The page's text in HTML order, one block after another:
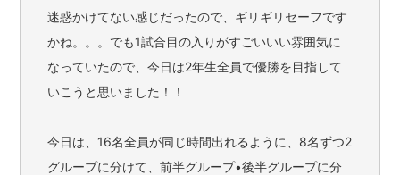
迷惑かけてない感じだったので、ギリギリセーフです
かね。。。でも1試合目の入りがすごいいい雰囲気に
なっていたので、今日は2年生全員で優勝を目指して
いこうと思いました！！
今日は、16名全員が同じ時間出れるように、8名ずつ2
グループに分けて、前半グループ•後半グループに分